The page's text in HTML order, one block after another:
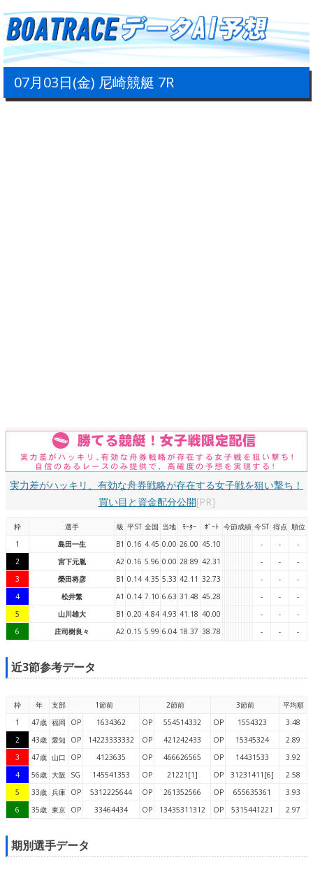
07月03日(金) 尼崎競艇 7R
実力差がハッキリ、有効な舟券戦略が存在する女子戦を狙い撃ち！
買い目と資金配分公開[PR]
枠 選手 級 平ST 全国 当地 ﾓｰﾀｰ ﾎﾞｰﾄ 今節成績 今ST 得点 順位
1
島田一生 B1 0.16 4.45 0.00 26.00 45.10 - -
-
2
宮下元胤 A2 0.16 5.96 0.00 28.89 42.31 - -
-
3
榮田将彦 B1 0.14 4.35 5.33 42.11 32.73 - -
-
4
松井繁 A1 0.14 7.10 6.63 31.48 45.28 - -
-
5
山川雄大 B1 0.20 4.84 4.93 41.18 40.00 - -
-
6
庄司樹良々 A2 0.15 5.99 6.04 18.37 38.78 - - -
近3節参考データ
枠 年 支部 1節前 2節前 3節前
平均順
1
47歳 福岡 OP 1634362 OP 554514332 OP 1554323
3.48
2
43歳 愛知 OP 14223333332 OP 421242433 OP 15345324
2.89
3
47歳 山口 OP 4123635 OP 466626565 OP 14431533
3.92
4
56歳 大阪 SG 145541353 OP 21221[1] OP 31231411[6]
2.58
5
33歳 兵庫 OP 5312225644 OP 261352566 OP 655635361
3.93
6
35歳 東京 OP 33464434 OP 13435311312 OP 5315441221 2.97
期別選手データ